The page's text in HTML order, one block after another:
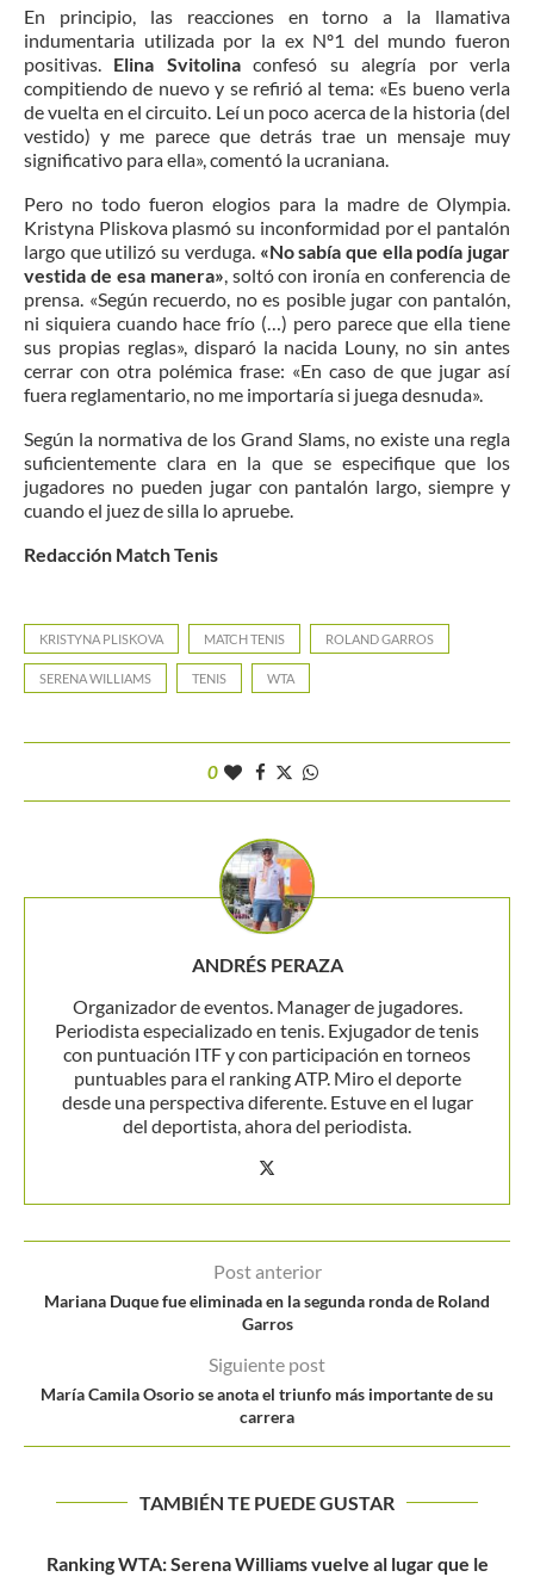
En principio, las reacciones en torno a la llamativa
indumentaria utilizada por la ex Nº1 del mundo fueron
positivas. Elina Svitolinaconfesó su alegría por verla
compitiendo de nuevo y se refirió al tema: «Es bueno verla
de vuelta en el circuito. Leí un poco acerca de la historia (del
vestido) y me parece que detrás trae un mensaje muy
significativo para ella», comentó la ucraniana.
Pero no todo fueron elogios para la madre de Olympia.
Kristyna Pliskova plasmó su inconformidad por el pantalón
largo que utilizó su verduga.«No sabía que ella podía jugar
vestida de esa manera», soltó con ironía en conferencia de
prensa. «Según recuerdo, no es posible jugar con pantalón,
ni siquiera cuando hace frío (…) pero parece que ella tiene
sus propias reglas», disparó la nacida Louny, no sin antes
cerrar con otra polémica frase: «En caso de que jugar así
fuera reglamentario, no me importaría si juega desnuda».
Según la normativa de los Grand Slams, no existe una regla
suficientemente clara en la que se especifique que los
jugadores no pueden jugar con pantalón largo, siempre y
cuando el juez de silla lo apruebe.
Redacción Match Tenis
KRISTYNA PLISKOVA MATCH TENIS ROLAND GARROS
SERENA WILLIAMS TENIS WTA
0
ANDRÉS PERAZA
Organizador de eventos. Manager de jugadores.
Periodista especializado en tenis. Exjugador de tenis
con puntuación ITF y con participación en torneos
puntuables para el ranking ATP. Miro el deporte
desde una perspectiva diferente. Estuve en el lugar
del deportista, ahora del periodista.
Post anterior
Mariana Duque fue eliminada en la segunda ronda de Roland
Garros
Siguiente post
María Camila Osorio se anota el triunfo más importante de su
carrera
TAMBIÉN TE PUEDE GUSTAR
Un mundo sin sorpresas…